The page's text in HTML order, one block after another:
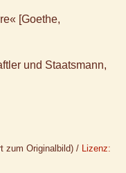
[Goethe,
und Staatsmann,
zum Originalbild) / Lizenz: